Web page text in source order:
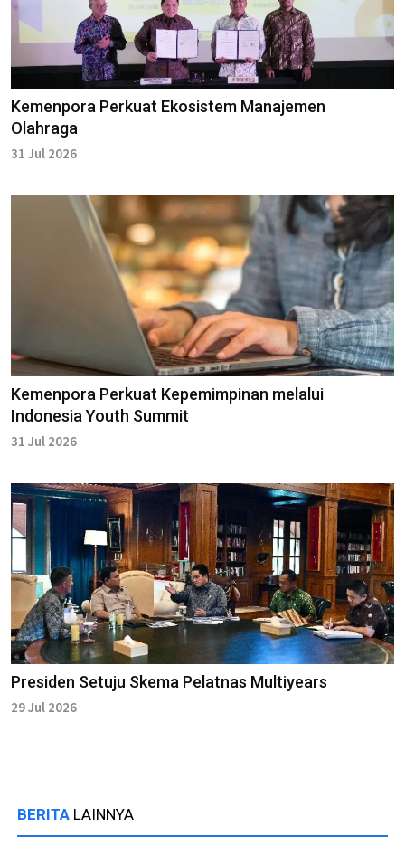
Kemenpora Perkuat Ekosistem Manajemen
Olahraga
31 Jul 2026
Kemenpora Perkuat Kepemimpinan melalui
Indonesia Youth Summit
31 Jul 2026
Presiden Setuju Skema Pelatnas Multiyears
29 Jul 2026
BERITA LAINNYA